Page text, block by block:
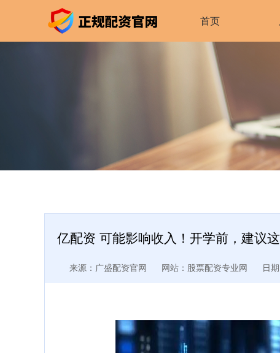
首页
亿配资 可能影响收入！开学前，建议
来源：广盛配资官网 网站：股票配资专业网 日